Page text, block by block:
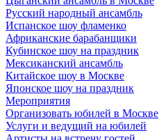
Русский народный ансамбль
Испанское шоу фламенко
Африканские барабанщики
Кубинское шоу на праздник
Мексиканский ансамбль
Китайское шоу в Москве
Японское шоу на праздник
Мероприятия
Организовать юбилей в Москве
Услуги и ведущий на юбилей